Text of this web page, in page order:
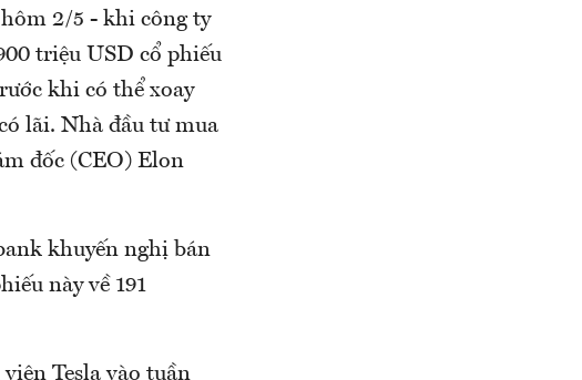
2/5 - khi công ty
triệu USD cổ phiếu
khi có thể xoay
lãi. Nhà đầu tư mua
đốc (CEO) Elon
khuyến nghị bán
này về 191
Tesla vào tuần